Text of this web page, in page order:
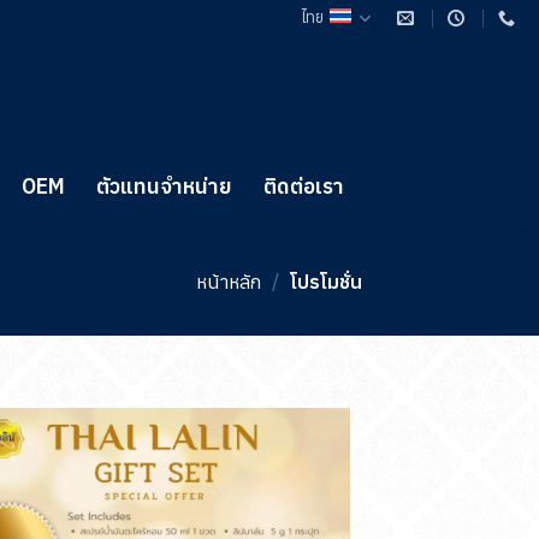
ไทย
OEM ตัวแทนจำหน่าย ติดต่อเรา
หน้าหลัก / โปรโมชั่น